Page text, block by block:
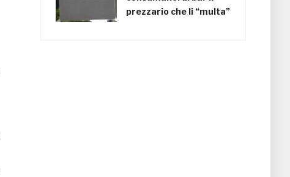
prezzario che li “multa”